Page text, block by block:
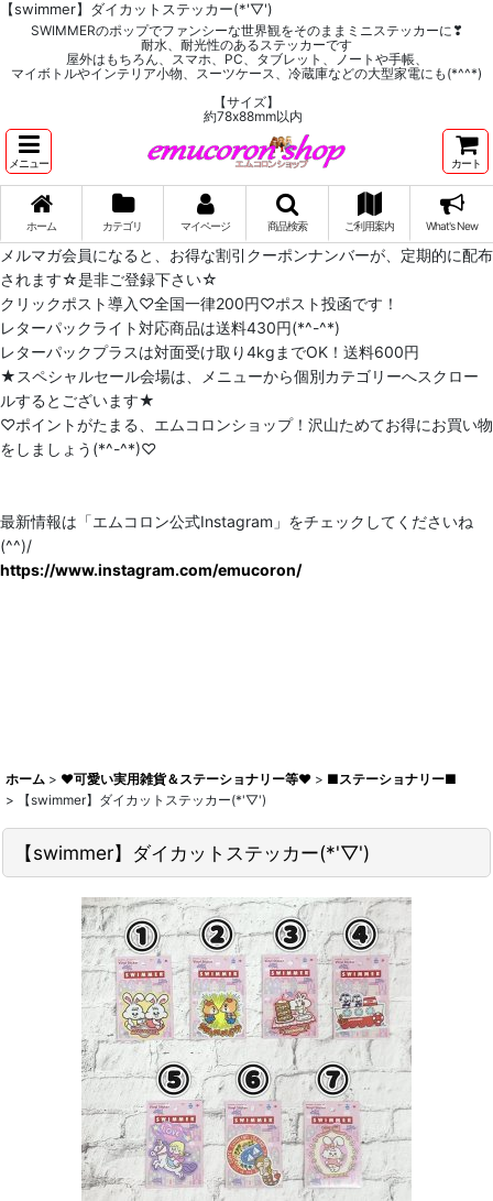
【swimmer】ダイカットステッカー(*'▽')
SWIMMERのポップでファンシーな世界観をそのままミニステッカーに❣
耐水、耐光性のあるステッカーです
屋外はもちろん、スマホ、PC、タブレット、ノートや手帳、
マイボトルやインテリア小物、スーツケース、冷蔵庫などの大型家電にも(*^^*)
【サイズ】
約78x88mm以内
メニュー カート
ホーム カテゴリ マイページ 商品検索 ご利用案内 What's New
メルマガ会員になると、お得な割引クーポンナンバーが、定期的に配布
されます☆是非ご登録下さい☆
クリックポスト導入♡全国一律200円♡ポスト投函です！
レターパックライト対応商品は送料430円(*^-^*)
レターパックプラスは対面受け取り4kgまでOK！送料600円
★スペシャルセール会場は、メニューから個別カテゴリーへスクロー
ルするとございます★
♡ポイントがたまる、エムコロンショップ！沢山ためてお得にお買い物
をしましょう(*^-^*)♡
最新情報は「エムコロン公式Instagram」をチェックしてくださいね
(^^)/
https://www.instagram.com/emucoron/
ホーム > ♥可愛い実用雑貨＆ステーショナリー等♥ > ■ステーショナリー■
>
【swimmer】ダイカットステッカー(*'▽')
【swimmer】ダイカットステッカー(*'▽')